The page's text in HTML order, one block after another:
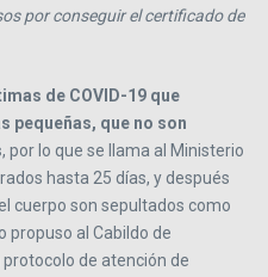
por conseguir el certificado de
de COVID-19 que
pequeñas, que no son
, por lo que se llama al Ministerio
hasta 25 días, y después
cuerpo son sepultados como
propuso al Cabildo de
de atención de